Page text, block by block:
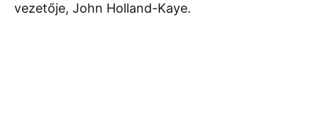
vezetője, John Holland-Kaye.